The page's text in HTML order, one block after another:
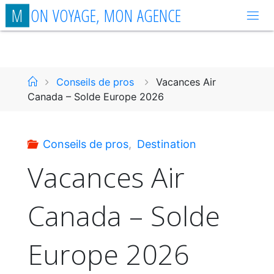
Aller
auM ON VOYAGE, MON AGENCE
AccueilConseils de pros
Vacances Air
Canada – Solde Europe 2026
Conseils de pros, Destination
Vacances Air
Canada – Solde
Europe 2026